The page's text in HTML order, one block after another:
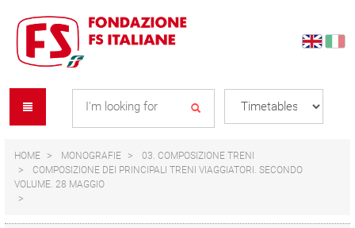
content
navigation
menu
HOME MONOGRAFIE
03. COMPOSIZIONE TRENI
COMPOSIZIONE DEI PRINCIPALI TRENI VIAGGIATORI. SECONDO
VOLUME. 28 MAGGIO